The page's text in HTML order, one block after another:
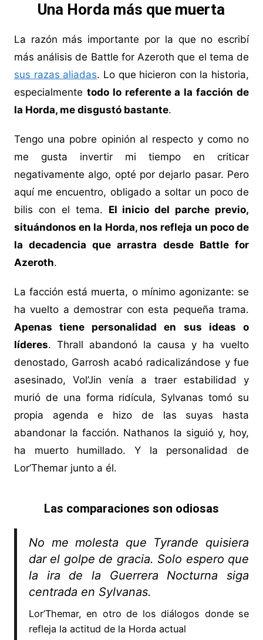
Una Horda más que muerta
La razón más importante por la que no escribí
más análisis de Battle for Azeroth que el tema de
sus razas aliadas. Lo que hicieron con la historia,
especialmente todo lo referente a la facción de
la Horda, me disgustó bastante.
Tengo una pobre opinión al respecto y como no
me gusta invertir mi tiempo en criticar
negativamente algo, opté por dejarlo pasar. Pero
aquí me encuentro, obligado a soltar un poco de
bilis con el tema. El inicio del parche previo,
situándonos en la Horda, nos refleja un poco de
la decadencia que arrastra desde Battle for
Azeroth.
La facción está muerta, o mínimo agonizante: se
ha vuelto a demostrar con esta pequeña trama.
Apenas tiene personalidad en sus ideas o
líderes. Thrall abandonó la causa y ha vuelto
denostado, Garrosh acabó radicalizándose y fue
asesinado, Vol’Jin venía a traer estabilidad y
murió de una forma ridícula, Sylvanas tomó su
propia agenda e hizo de las suyas hasta
abandonar la facción. Nathanos la siguió y, hoy,
ha muerto humillado. Y la personalidad de
Lor’Themar junto a él.
Las comparaciones son odiosas
No me molesta que Tyrande quisiera
dar el golpe de gracia. Solo espero que
la ira de la Guerrera Nocturna siga
centrada en Sylvanas.
Lor’Themar, en otro de los diálogos donde se
refleja la actitud de la Horda actual